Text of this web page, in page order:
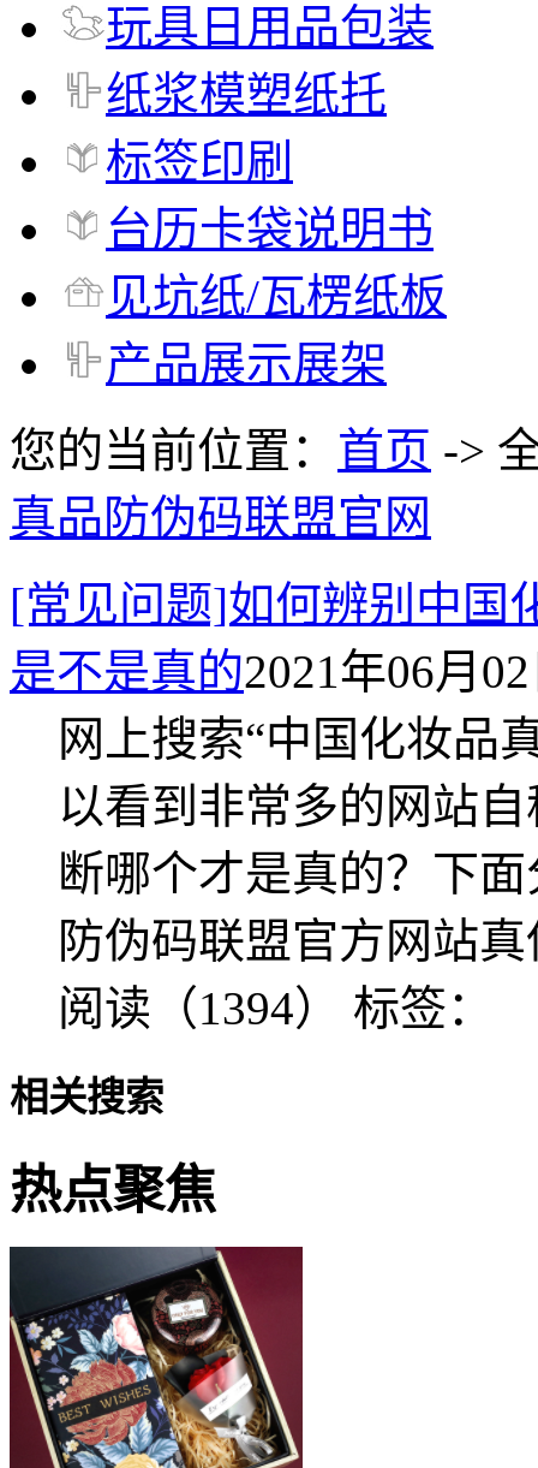
玩具日用品包装
纸浆模塑纸托
标签印刷
台历卡袋说明书
见坑纸/瓦楞纸板
产品展示展架
您的当前位置： 首页 ->
真品防伪码联盟官网
[常见问题]如何辨别中国
是不是真的2021年06月
网上搜索“中国化妆品
以看到非常多的网站
断哪个才是真的？下
防伪码联盟官方网站
阅读（1394） 标签：
相关搜索
热点聚焦